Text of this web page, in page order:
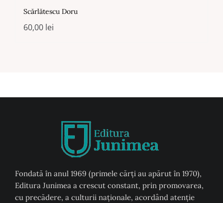
Scărlătescu Doru
60,00 lei
Fondată în anul 1969 (primele cărți au apărut în 1970),
Editura Junimea a crescut constant, prin promovarea,
cu precădere, a culturii naţionale, acordând atenţie